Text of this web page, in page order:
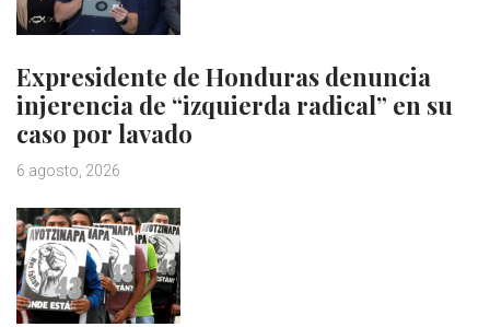
Expresidente de Honduras denuncia
injerencia de “izquierda radical” en su
caso por lavado
6 agosto, 2026